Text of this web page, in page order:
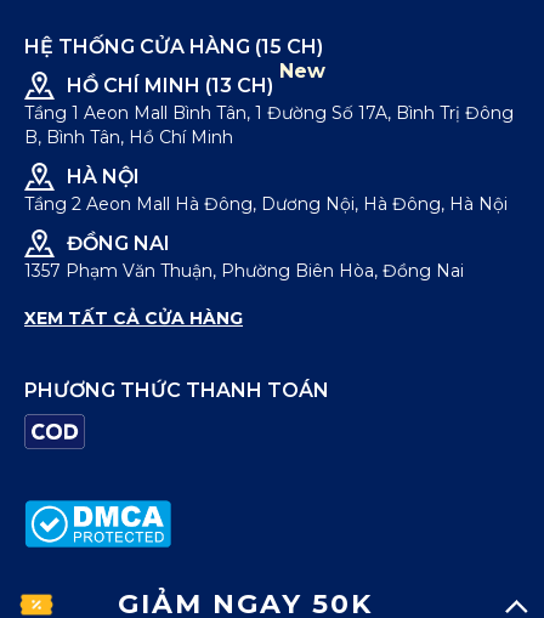
GIẢM NGAY 50K
HỆ THỐNG CỬA HÀNG (15 CH)
HỒ CHÍ MINH (13 CH)
New
Tầng 1 Aeon Mall Bình Tân, 1 Đường Số 17A, Bình Trị Đông
B, Bình Tân, Hồ Chí Minh
HÀ NỘI
Tầng 2 Aeon Mall Hà Đông, Dương Nội, Hà Đông, Hà Nội
ĐỒNG NAI
1357 Phạm Văn Thuận, Phường Biên Hòa, Đồng Nai
XEM TẤT CẢ CỬA HÀNG
PHƯƠNG THỨC THANH TOÁN
© Bản quyền thuộc về ICONDENIM